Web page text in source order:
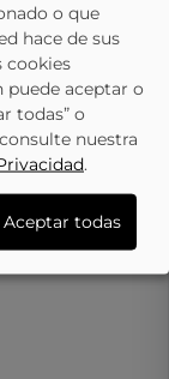
o que
hace de sus
cookies
puede aceptar o
todas” o
nuestra
.
Aceptar todas